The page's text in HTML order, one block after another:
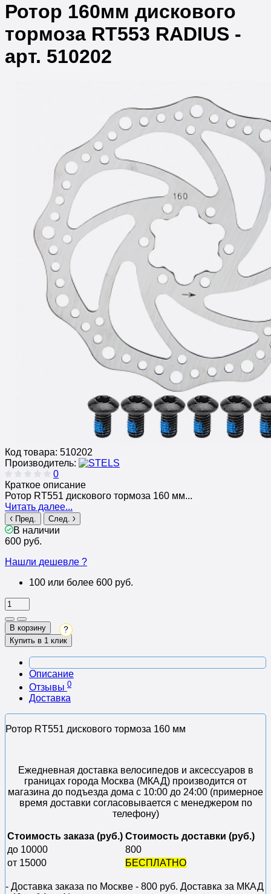
Ротор 160мм дискового
тормоза RT553 RADIUS -
арт. 510202
Код товара: 510202
Производитель:
0
Краткое описание
Ротор RT551 дискового тормоза 160 мм...
Читать далее...
Пред. След.
В наличии
600 руб.
Нашли дешевле ?
100 или более 600 руб.
В корзину
Купить в 1 клик
?
Описание
Отзывы 0
Доставка
Ротор RT551 дискового тормоза 160 мм
Ежедневная доставка велосипедов и аксессуаров в
границах города Москва (МКАД) производится от
магазина до подъезда дома с 10:00 до 24:00 (примерное
время доставки согласовывается с менеджером по
телефону)
Стоимость заказа (руб.) Стоимость доставки (руб.)
до 10000
800
от 15000
БЕСПЛАТНО
- Доставка заказа по Москве - 800 руб. Доставка за МКАД